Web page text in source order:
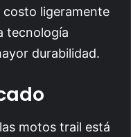
costo ligeramente
tecnología
durabilidad.
motos trail está